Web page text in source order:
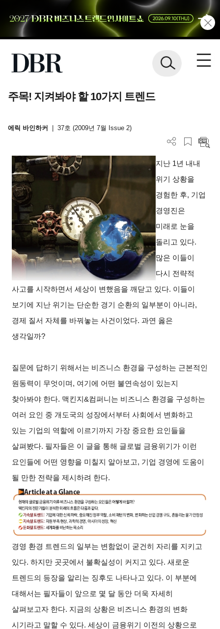
주목! 지켜봐야 할 10가지 트렌드
에릭 바인하커 37호 (2009년 7월 Issue 2)
지난 1년 내내
위기 상황을
경험한 후, 기업
경영진은
미래로 눈을
돌리고 있다.
많은 이들이
다시 전략적
사고를 시작하면서 세상이 변했음을 깨닫고 있다. 이들이
보기에 지난 위기는 단순한 경기 순환의 일부분이 아니라,
경제 질서 자체를 바꿔놓는 사건이었다. 과연 옳은
생각일까?
질문에 답하기 위해서는 비즈니스 환경을 구성하는 근본적인
원동력이 무엇이며, 여기에 어떤 불연속성이 있는지
찾아봐야 한다. 맥킨지&컴퍼니는 비즈니스 환경을 구성하는
여러 요인 중 개도국의 성장에서부터 사회에서 변화하고
있는 기업의 역할에 이르기까지 가장 중요한 요인들을
살펴봤다. 필자들은 이 글을 통해 글로벌 금융위기가 이런
요인들에 어떤 영향을 미칠지 알아보고, 기업 경영에 도움이
될 만한 전략을 제시하려 한다.
경영 환경 트렌드의 일부는 변함없이 굳건히 자리를 지키고
있다. 하지만 곳곳에서 불확실성이 커지고 있다. 새로운
트렌드의 등장을 알리는 징후도 나타나고 있다. 이 부분에
대해서는 필자들이 앞으로 몇 달 동안 더욱 자세히
살펴보고자 한다. 지금의 상황은 비즈니스 환경의 변화
시기라고 말할 수 있다. 세상이 금융위기 이전의 상황으로